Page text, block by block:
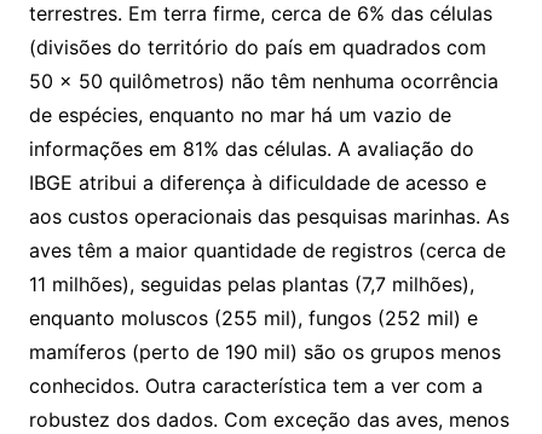
terrestres. Em terra firme, cerca de 6% das células
(divisões do território do país em quadrados com
50 x 50 quilômetros) não têm nenhuma ocorrência
de espécies, enquanto no mar há um vazio de
informações em 81% das células. A avaliação do
IBGE atribui a diferença à dificuldade de acesso e
aos custos operacionais das pesquisas marinhas. As
aves têm a maior quantidade de registros (cerca de
11 milhões), seguidas pelas plantas (7,7 milhões),
enquanto moluscos (255 mil), fungos (252 mil) e
mamíferos (perto de 190 mil) são os grupos menos
conhecidos. Outra característica tem a ver com a
robustez dos dados. Com exceção das aves, menos